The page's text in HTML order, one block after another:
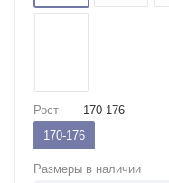
Рост — 170-176
170-176
Размеры в наличии